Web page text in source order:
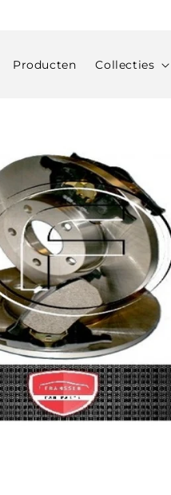
Producten Collecties